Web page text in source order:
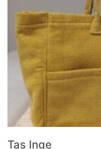
Tas Inge